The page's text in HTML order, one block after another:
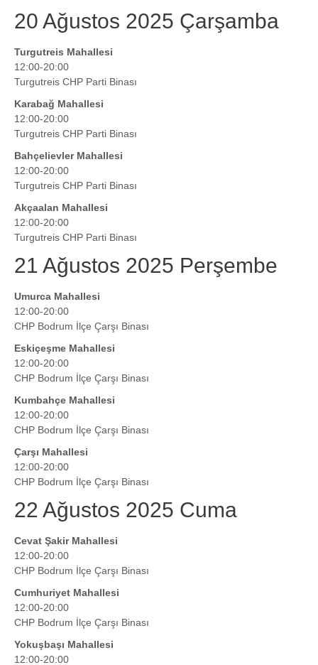
20 Ağustos 2025 Çarşamba
Turgutreis Mahallesi
12:00-20:00
Turgutreis CHP Parti Binası
Karabağ Mahallesi
12:00-20:00
Turgutreis CHP Parti Binası
Bahçelievler Mahallesi
12:00-20:00
Turgutreis CHP Parti Binası
Akçaalan Mahallesi
12:00-20:00
Turgutreis CHP Parti Binası
21 Ağustos 2025 Perşembe
Umurca Mahallesi
12:00-20:00
CHP Bodrum İlçe Çarşı Binası
Eskiçeşme Mahallesi
12:00-20:00
CHP Bodrum İlçe Çarşı Binası
Kumbahçe Mahallesi
12:00-20:00
CHP Bodrum İlçe Çarşı Binası
Çarşı Mahallesi
12:00-20:00
CHP Bodrum İlçe Çarşı Binası
22 Ağustos 2025 Cuma
Cevat Şakir Mahallesi
12:00-20:00
CHP Bodrum İlçe Çarşı Binası
Cumhuriyet Mahallesi
12:00-20:00
CHP Bodrum İlçe Çarşı Binası
Yokuşbaşı Mahallesi
12:00-20:00